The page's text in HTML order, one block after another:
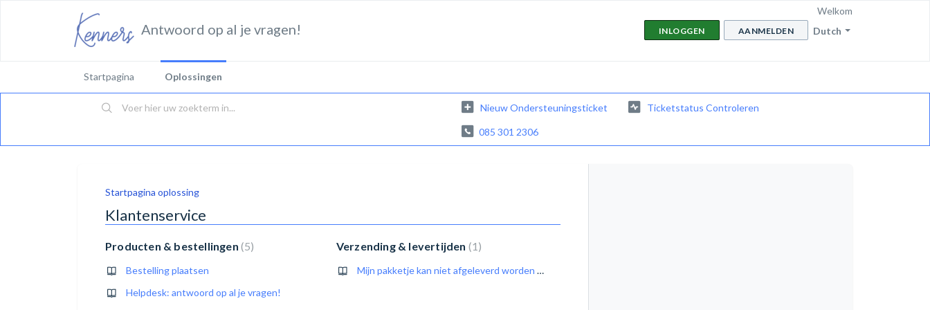
Antwoord op al je vragen! Dutch
Welkom
INLOGGEN AANMELDEN
Startpagina Oplossingen
Nieuw Ondersteuningsticket Ticketstatus Controleren
085 301 2306
Startpagina oplossing
Klantenservice
Producten & bestellingen 5
Bestelling plaatsen
Helpdesk: antwoord op al je vragen!
Verzending & levertijden 1
Mijn pakketje kan niet afgeleverd worden door DHL